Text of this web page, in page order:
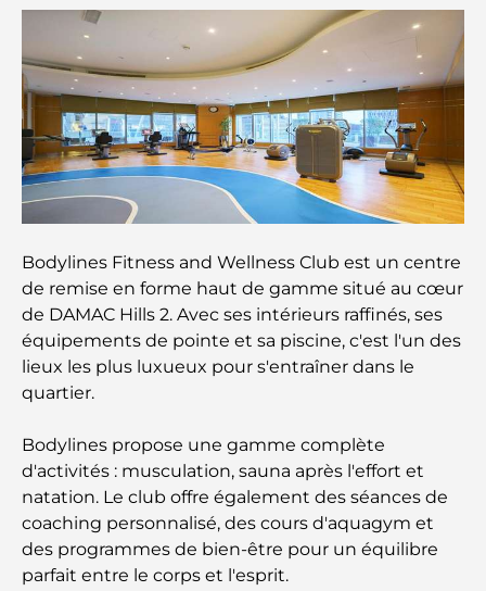
Découvrez Moon Island Dubai : votre guide ultime
À la découverte des sites historiques de Dubaï : un
voyage à travers le temps
Les 7 meilleurs restaurants de Dubai Creek
Harbour où dîner
Les meilleures écoles de Dubai Marina : un guide
adapté aux familles
Restaurants à Dubai Hills : Les meilleures adresses
gourmandes d’un quartier en pleine expansion
Les meilleurs parcours de golf de championnat à
Dubaï
Résidences en bord de mer à Dubaï : le luxe au
bord de la mer
Bodylines Fitness and Wellness Club est un centre
de remise en forme haut de gamme situé au cœur
de DAMAC Hills 2. Avec ses intérieurs raffinés, ses
équipements de pointe et sa piscine, c'est l'un des
lieux les plus luxueux pour s'entraîner dans le
quartier.
Bodylines propose une gamme complète
d'activités : musculation, sauna après l'effort et
natation. Le club offre également des séances de
coaching personnalisé, des cours d'aquagym et
des programmes de bien-être pour un équilibre
parfait entre le corps et l'esprit.